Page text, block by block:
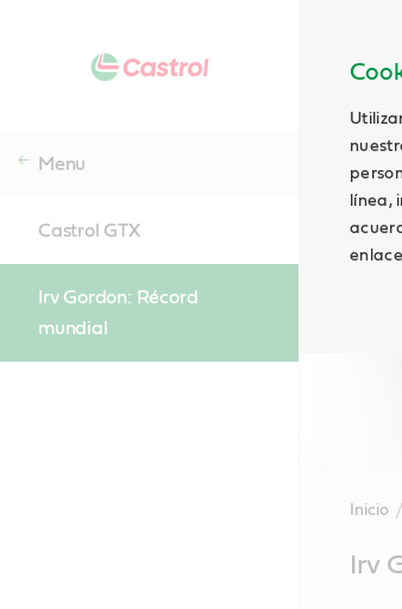
línea,
Menu
Castrol GTX
Irv Gordon: Récord
mundial
Inicio
ContentIrv